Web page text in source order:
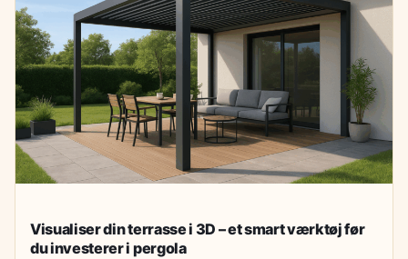
Visualiser din terrasse i 3D – et smart værktøj før
du investerer i pergola